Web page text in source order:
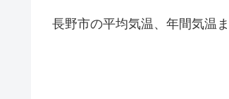
長野市の平均気温、年間気温